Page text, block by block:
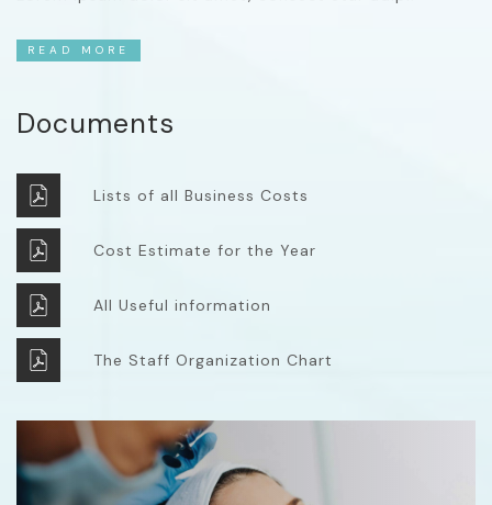
READ MORE
Documents
Lists of all Business Costs
Cost Estimate for the Year
All Useful information
The Staff Organization Chart